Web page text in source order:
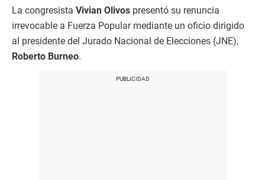
La congresista Vivian Olivos presentó su renuncia
irrevocable a Fuerza Popular mediante un oficio dirigido
al presidente del Jurado Nacional de Elecciones (JNE),
Roberto Burneo.